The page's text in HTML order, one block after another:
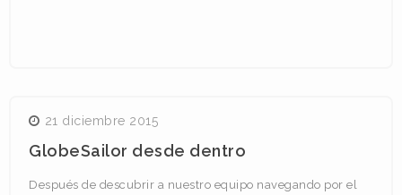
21 diciembre 2015
GlobeSailor desde dentro
Después de descubrir a nuestro equipo navegando por el